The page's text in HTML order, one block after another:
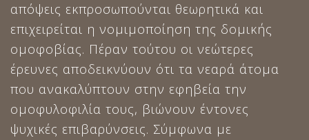
απόψεις εκπροσωπούνται θεωρητικά και
επιχειρείται η νομιμοποίηση της δομικής
ομοφοβίας. Πέραν τούτου οι νεώτερες
έρευνες αποδεικνύουν ότι τα νεαρά άτομα
που ανακαλύπτουν στην εφηβεία την
ομοφυλοφιλία τους, βιώνουν έντονες
ψυχικές επιβαρύνσεις. Σύμφωνα με